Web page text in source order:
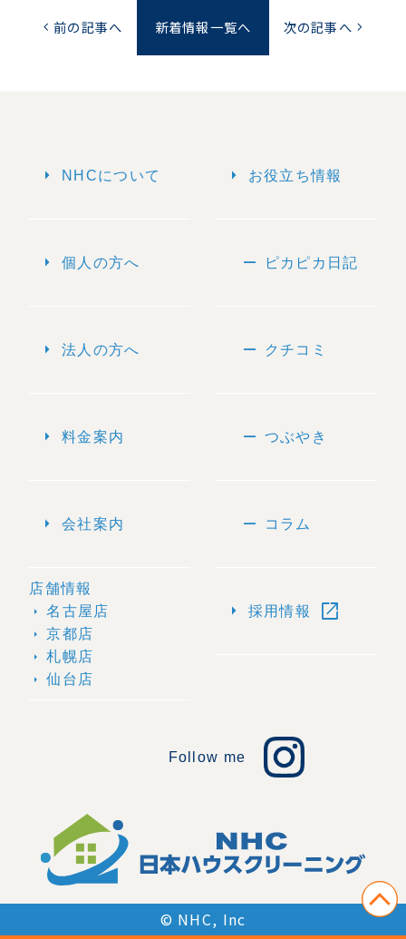
chevron_left 前の記事へ 新着情報一覧へ 次の記事へ chevron_right
arrow_right NHCについて
arrow_right 個人の方へ
arrow_right 法人の方へ
arrow_right 料金案内
arrow_right 会社案内
店舗情報
arrow_right 名古屋店
arrow_right 京都店
arrow_right 札幌店
arrow_right 仙台店
arrow_right お役立ち情報
remove ピカピカ日記
remove クチコミ
remove つぶやき
remove コラム
arrow_right 採用情報 open_in_new
Follow me
© NHC, Inc